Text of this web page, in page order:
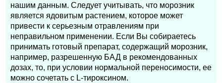
нашим данным. Следует учитывать, что морозник
является ядовитым растением, которое может
привести к серьезным отравлениям при
неправильном применении. Если Вы собираетесь
принимать готовый препарат, содержащий морозник,
например, разрешенную БАД в рекомендованных
дозах, то, при условии нормальной переносимости, ее
можно сочетать с L-тироксином.